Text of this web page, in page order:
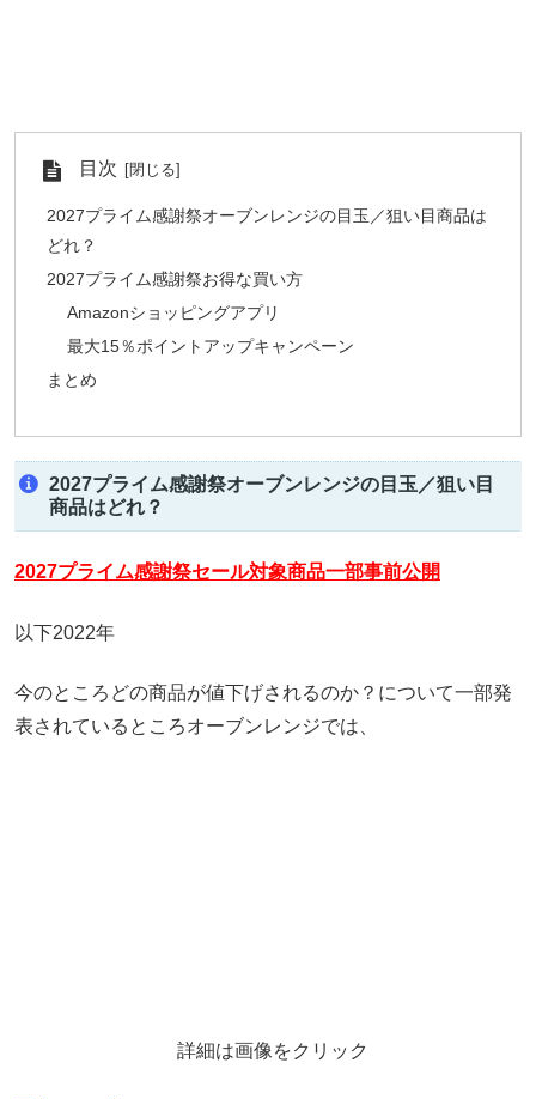
目次
2027プライム感謝祭オーブンレンジの目玉／狙い目商品は
どれ？
2027プライム感謝祭お得な買い方
Amazonショッピングアプリ
最大15％ポイントアップキャンペーン
まとめ
2027プライム感謝祭オーブンレンジの目玉／狙い目
商品はどれ？
2027プライム感謝祭セール対象商品一部事前公開
以下2022年
今のところどの商品が値下げされるのか？について一部発
表されているところオーブンレンジでは、
詳細は画像をクリック